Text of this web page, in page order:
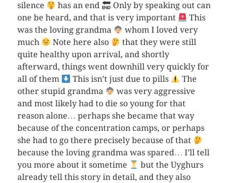
silence
has an end
Only by speaking out can
one be heard, and that is very important
This
was the loving grandma
whom I loved very
much
Note here also
that they were still
quite healthy upon arrival, and shortly
afterward, things went downhill very quickly for
all of them
This isn’t just due to pills
The
other stupid grandma
was very aggressive
and most likely had to die so young for that
reason alone… perhaps she became that way
because of the concentration camps, or perhaps
she had to go there precisely because of that
because the loving grandma was spared… I’ll tell
you more about it sometime
but the Uyghurs
already tell this story in detail, and they also